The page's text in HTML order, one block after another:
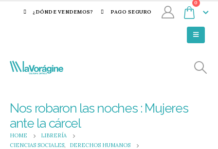
¿DÓNDE VENDEMOS? PAGO SEGURO
0
Nos robaron las noches : Mujeres
ante la cárcel
HOME
LIBRERÍA
CIENCIAS SOCIALES,
DERECHOS HUMANOS